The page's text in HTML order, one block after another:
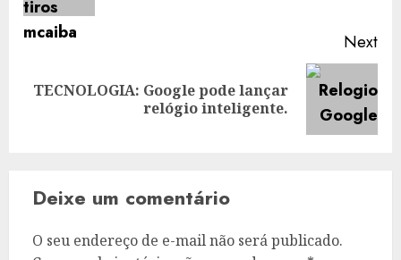
Next
Next
TECNOLOGIA: Google pode lançar
relógio inteligente.
Deixe um comentário
O seu endereço de e-mail não será publicado.